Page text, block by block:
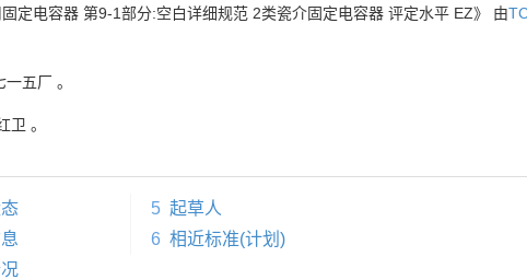
定电容器 第9-1部分:空白详细规范 2类瓷介固定电容器 评定水平 EZ》 由
一五厂 。
卫 。
5 起草人
6 相近标准(计划)